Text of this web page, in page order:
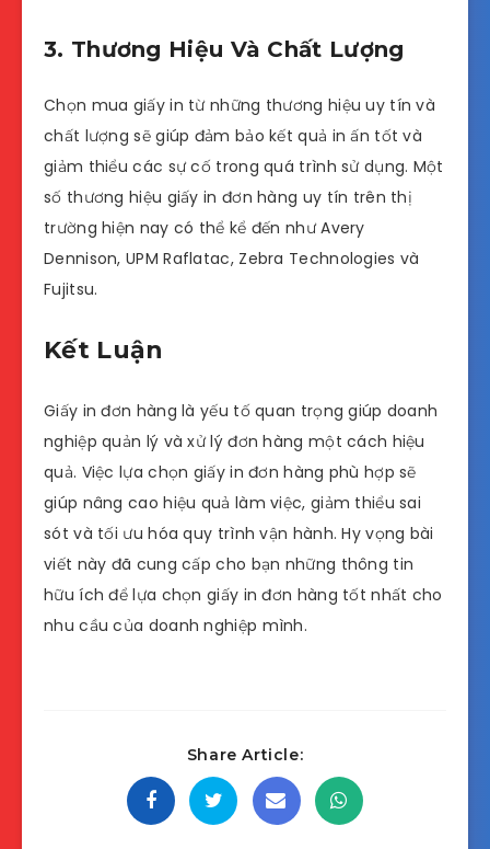
3. Thương Hiệu Và Chất Lượng
Chọn mua giấy in từ những thương hiệu uy tín và
chất lượng sẽ giúp đảm bảo kết quả in ấn tốt và
giảm thiểu các sự cố trong quá trình sử dụng. Một
số thương hiệu giấy in đơn hàng uy tín trên thị
trường hiện nay có thể kể đến như Avery
Dennison, UPM Raflatac, Zebra Technologies và
Fujitsu.
Kết Luận
Giấy in đơn hàng là yếu tố quan trọng giúp doanh
nghiệp quản lý và xử lý đơn hàng một cách hiệu
quả. Việc lựa chọn giấy in đơn hàng phù hợp sẽ
giúp nâng cao hiệu quả làm việc, giảm thiểu sai
sót và tối ưu hóa quy trình vận hành. Hy vọng bài
viết này đã cung cấp cho bạn những thông tin
hữu ích để lựa chọn giấy in đơn hàng tốt nhất cho
nhu cầu của doanh nghiệp mình.
Share Article: